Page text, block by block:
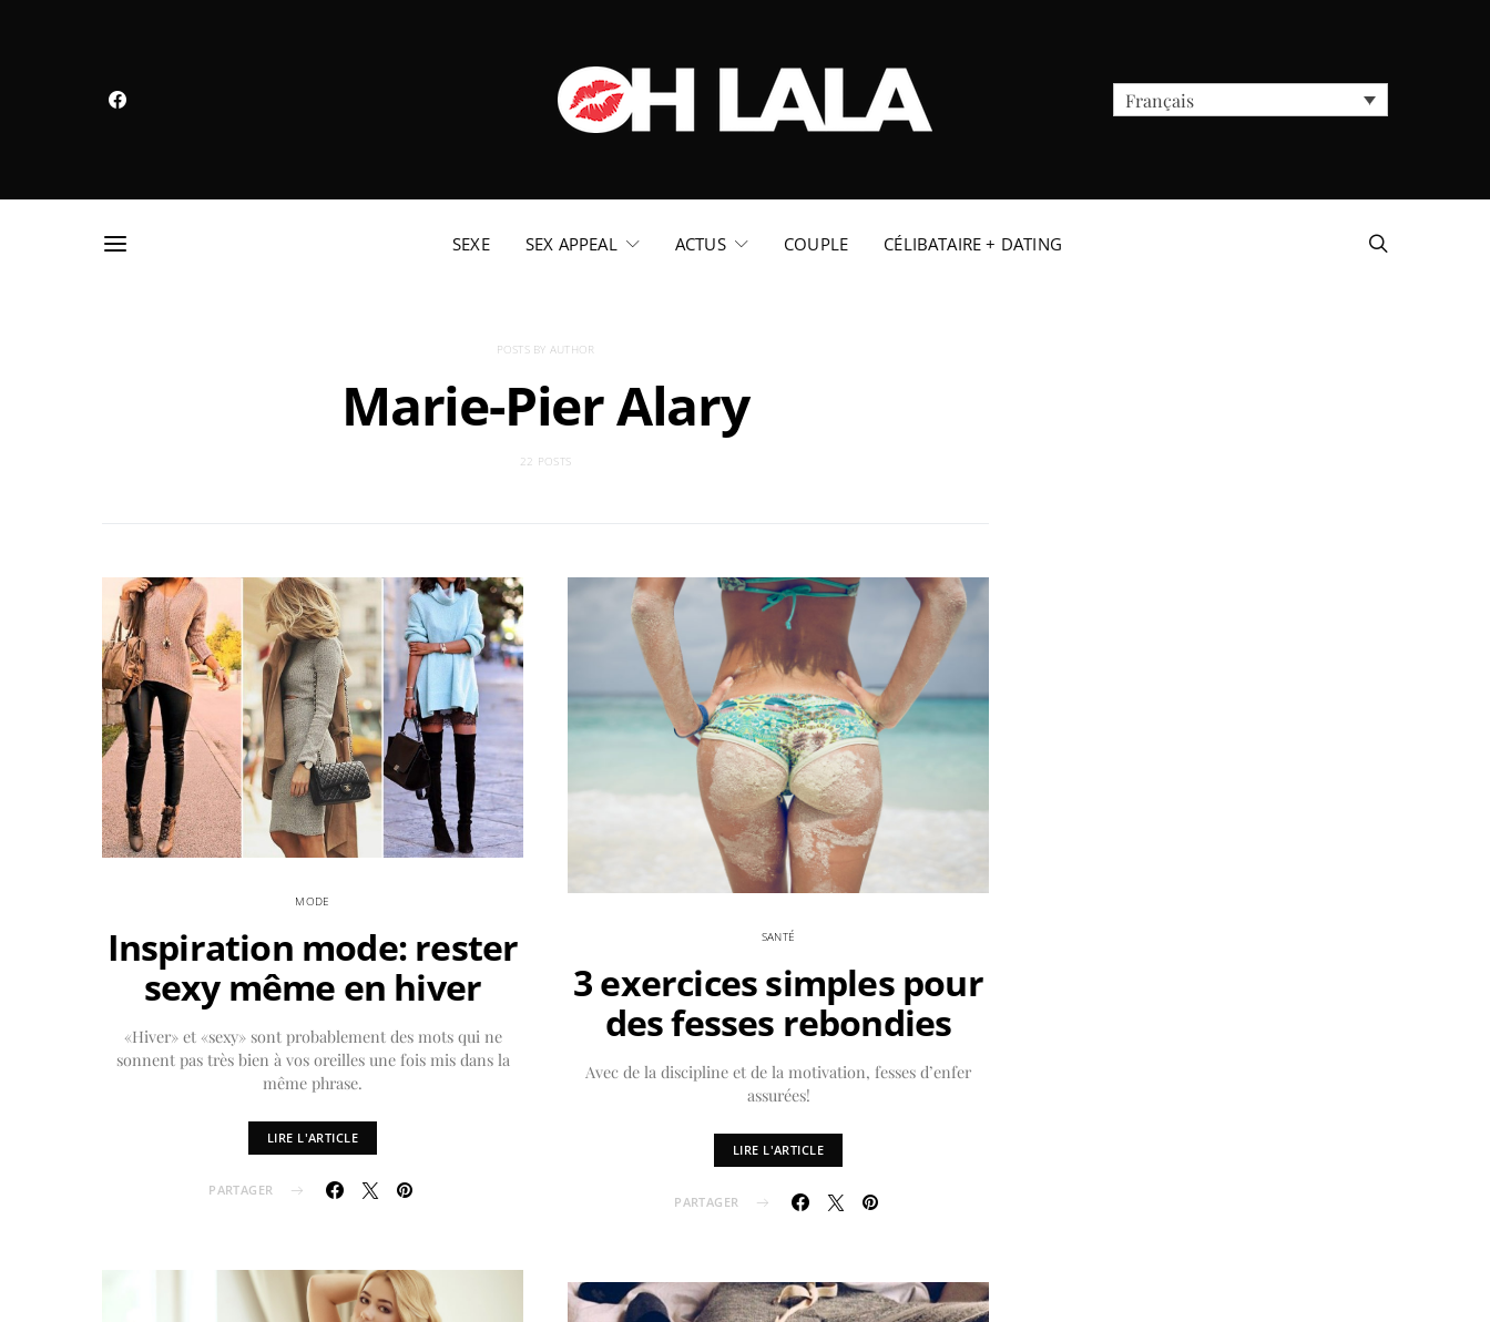
Français
SEXE SEX APPEAL ACTUS COUPLE CÉLIBATAIRE + DATING
POSTS BY AUTHOR
Marie-Pier Alary
22 POSTS
MODE
Inspiration mode: rester
sexy même en hiver
«Hiver» et «sexy» sont probablement des mots qui ne
sonnent pas très bien à vos oreilles une fois mis dans la
même phrase.
LIRE L'ARTICLE
PARTAGER
SANTÉ
3 exercices simples pour
des fesses rebondies
Avec de la discipline et de la motivation, fesses d’enfer
assurées!
LIRE L'ARTICLE
PARTAGER